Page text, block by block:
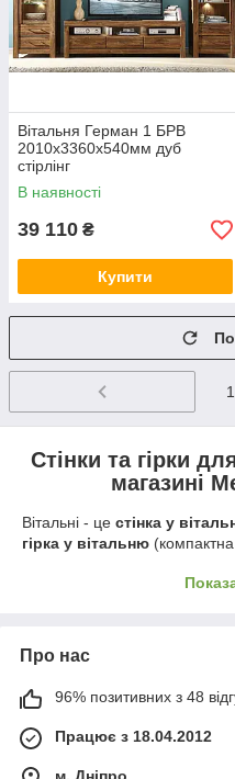
Вітальня Герман 1 БРВ
2010х3360х540мм дуб
стірлінг
В наявності
39 110 ₴
Купити
1
Стінки та гірки
магазині
Вітальні - це стінка у
гірка у вітальню
унікальні матеріали - в
зберігання речей і техніки.
прямі(традиційні
стіни.Як правило,
Про нас
96% позитивних з 48
Працює з 18.04.2012